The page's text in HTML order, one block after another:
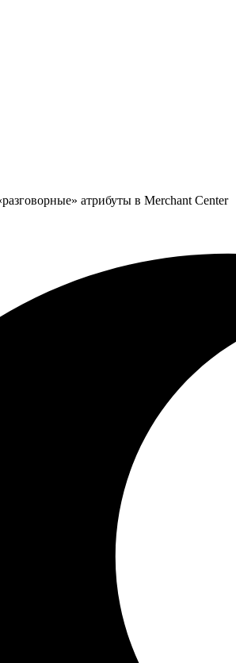
атрибуты в Merchant Center